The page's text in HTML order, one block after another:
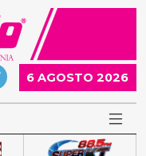
6 AGOSTO 2026